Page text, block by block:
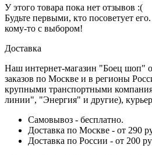
У этого товара пока нет отзывов :(
Будьте первыми, кто посоветует
кому-то с выбором!
Доставка
Наш интернет-магазин "Боец шоп"
заказов по Москве и в регионы
крупными транспортными
линии", "Энергия" и другие),
Самовывоз - бесплатно.
Доставка по Москве - от 290
Доставка по России - от 200